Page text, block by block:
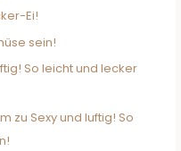
Ei!
sein!
So leicht und lecker
zu Sexy und luftig! So